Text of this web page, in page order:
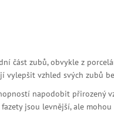
část zubů, obvykle z
vzhled svých zubů
napodobit přirozený
jsou levnější, ale